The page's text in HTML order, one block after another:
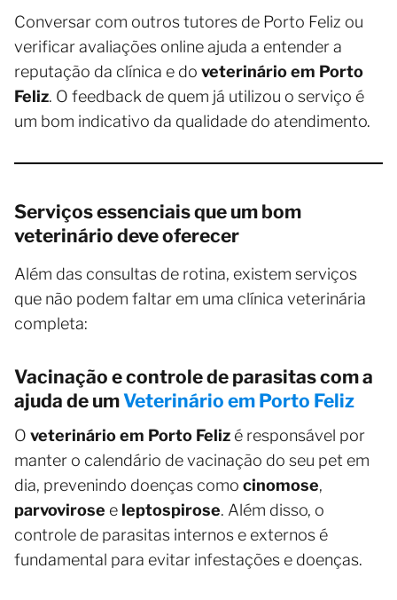
Conversar com outros tutores de Porto Feliz ou
verificar avaliações online ajuda a entender a
reputação da clínica e do veterinário em Porto
Feliz. O feedback de quem já utilizou o serviço é
um bom indicativo da qualidade do atendimento.
Serviços essenciais que um bom
veterinário deve oferecer
Além das consultas de rotina, existem serviços
que não podem faltar em uma clínica veterinária
completa:
Vacinação e controle de parasitas com a
ajuda de umVeterinário em Porto Feliz
O veterinário em Porto Feliz é responsável por
manter o calendário de vacinação do seu pet em
dia, prevenindo doenças como cinomose,
parvovirose e leptospirose. Além disso, o
controle de parasitas internos e externos é
fundamental para evitar infestações e doenças.